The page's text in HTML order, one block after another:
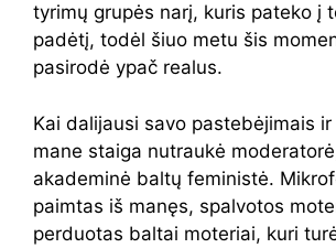
tyrimų grupės narį, kuris pateko į
padėtį, todėl šiuo metu šis
pasirodė ypač realus.
Kai dalijausi savo pastebėjimais
mane staiga nutraukė
akademinė baltų feministė.
paimtas iš manęs, spalvotos
perduotas baltai moteriai, kuri